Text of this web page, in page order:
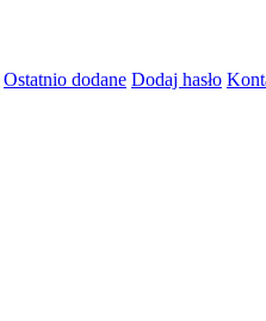
Ostatnio dodane Dodaj hasło